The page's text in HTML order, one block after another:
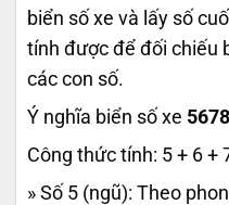
biển số xe và lấy số
tính được để đối chiếu
các con số.
Ý nghĩa biển số xe
Công thức tính: 5 + 6 +
» Số 5 (ngũ): Theo